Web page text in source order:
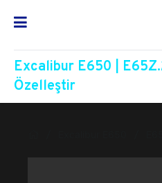
Excalibur E650 |
Özelleştir